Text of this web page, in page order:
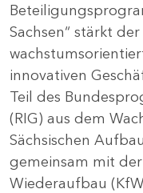
Sachsen“ stärkt
innovativen
Teil des
(RIG) aus dem
Sächsischen
gemeinsam mit
Wiederaufbau